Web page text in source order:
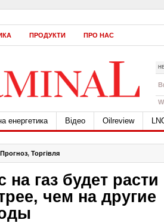
ПРОДУКТИ ПРО НАС
енергетика Відео Oilreview
Прогноз, Торгівля
газ будет расти
чем на другие